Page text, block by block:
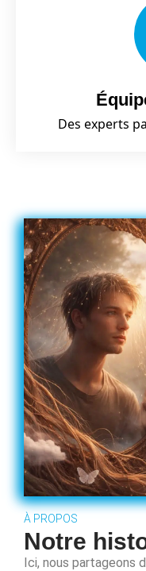
Des experts
À PROPOS
Notre
Ici, nous partageons